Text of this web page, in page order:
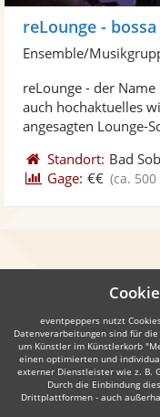
reLounge - der
auch hochaktuelles
angesagten Lounge-
Standort: Bad
Gage: €€ (ca.
eventpeppers nutzt
Datenverarbeitungen sind für
um Künstler im Künstlerkorb
einen optimierten und
externer Dienstleister wie z. B.
Durch die Einbindung
Drittplattformen - auch